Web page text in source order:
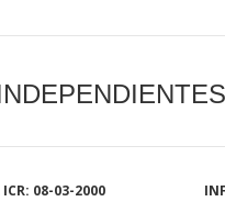
ICR: 08-03-2000